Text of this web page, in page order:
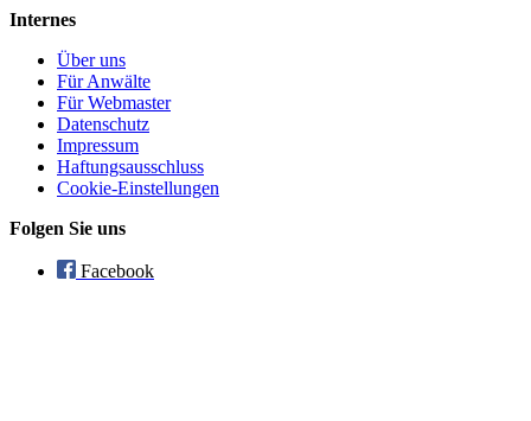
Internes
Über uns
Für Anwälte
Für Webmaster
Datenschutz
Impressum
Haftungsausschluss
Cookie-Einstellungen
Folgen Sie uns
Facebook